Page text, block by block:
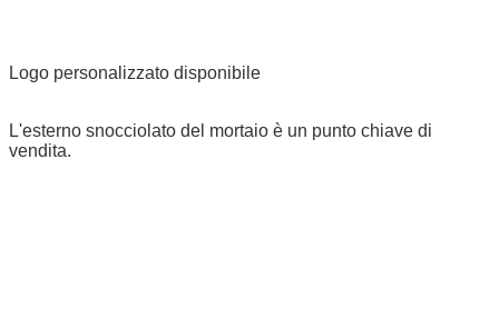
Logo personalizzato disponibile
L'esterno snocciolato del mortaio è un punto chiave di
vendita.